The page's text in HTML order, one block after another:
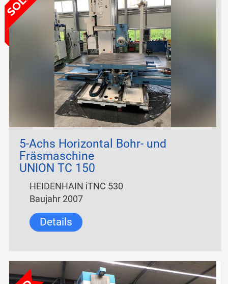
5-Achs Horizontal Bohr- und
Fräsmaschine
UNION TC 150
HEIDENHAIN iTNC 530
Baujahr 2007
Details